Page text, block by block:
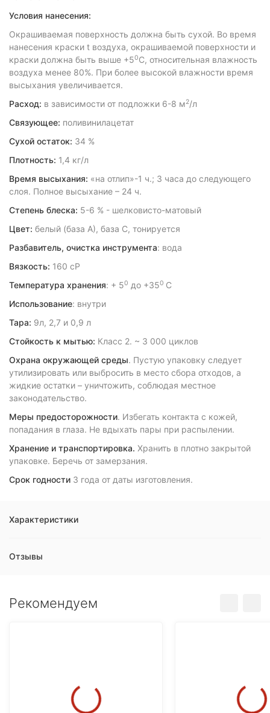
Условия нанесения:
Окрашиваемая поверхность должна быть сухой. Во время
нанесения краски t воздуха, окрашиваемой поверхности и
краски должна быть выше +50С, относительная влажность
воздуха менее 80%. При более высокой влажности время
высыхания увеличивается.
Расход: в зависимости от подложки 6-8 м2/л
Связующее: поливинилацетат
Сухой остаток: 34 %
Плотность: 1,4 кг/л
Время высыхания: «на отлип»-1 ч.; 3 часа до следующего
слоя. Полное высыхание – 24 ч.
Степень блеска: 5-6 % - шелковисто-матовый
Цвет: белый (база А), база С, тонируется
Разбавитель, очистка инструмента: вода
Вязкость: 160 сР
Температура хранения: + 50 до +350 С
Использование: внутри
Тара: 9л, 2,7 и 0,9 л
Стойкость к мытью: Класс 2. ~ 3 000 циклов
Охрана окружающей среды. Пустую упаковку следует
утилизировать или выбросить в место сбора отходов, а
жидкие остатки – уничтожить, соблюдая местное
законодательство.
Меры предосторожности. Избегать контакта с кожей,
попадания в глаза. Не вдыхать пары при распылении.
Хранение и транспортировка. Хранить в плотно закрытой
упаковке. Беречь от замерзания.
Срок годности 3 года от даты изготовления.
Характеристики
Отзывы
Рекомендуем